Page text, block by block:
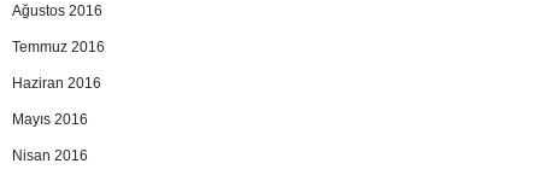
Ağustos 2016
Temmuz 2016
Haziran 2016
Mayıs 2016
Nisan 2016